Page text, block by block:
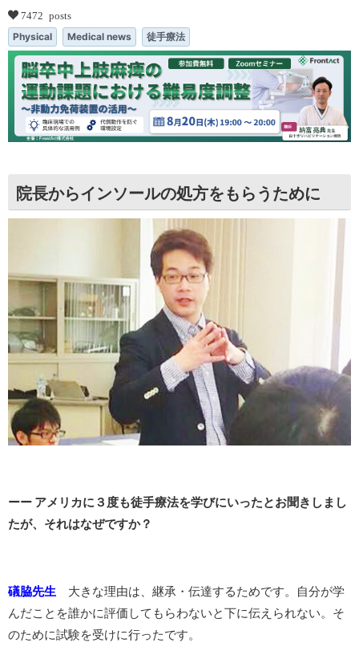
7472 posts
Physical Medical news 徒手療法
院長からインソールの処方をもらうために
ーー アメリカに３度も徒手療法を学びにいったとお聞きしまし
たが、それはなぜですか？
礒脇先生
大きな理由は、継承・伝達するためです。自分が学
んだことを誰かに評価してもらわないと下に伝えられない。そ
のために試験を受けに行ったです。